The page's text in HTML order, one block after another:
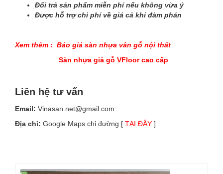
Đổi trả sản phẩm miễn phí nếu không vừa ý
Được hỗ trợ chi phí về giá cả khi đàm phán
Xem thêm : Báo giá sàn nhựa vân gỗ nội thất
Sàn nhựa giả gỗ VFloor cao cấp
Liên hệ tư vấn
Email: Vinasan.net@gmail.com
Địa chỉ: Google Maps chỉ đường [ TẠI ĐÂY ]